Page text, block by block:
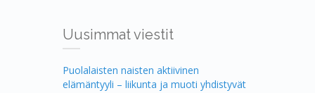
Uusimmat viestit
Puolalaisten naisten aktiivinen
elämäntyyli – liikunta ja muoti yhdistyvät